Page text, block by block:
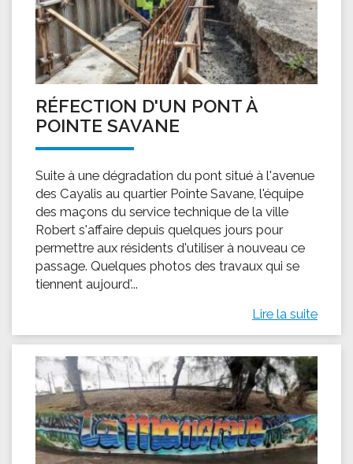
RÉFECTION D'UN PONT À
POINTE SAVANE
Suite à une dégradation du pont situé à l'avenue
des Cayalis au quartier Pointe Savane, l'équipe
des maçons du service technique de la ville
Robert s'affaire depuis quelques jours pour
permettre aux résidents d'utiliser à nouveau ce
passage. Quelques photos des travaux qui se
tiennent aujourd'...
Lire la suite